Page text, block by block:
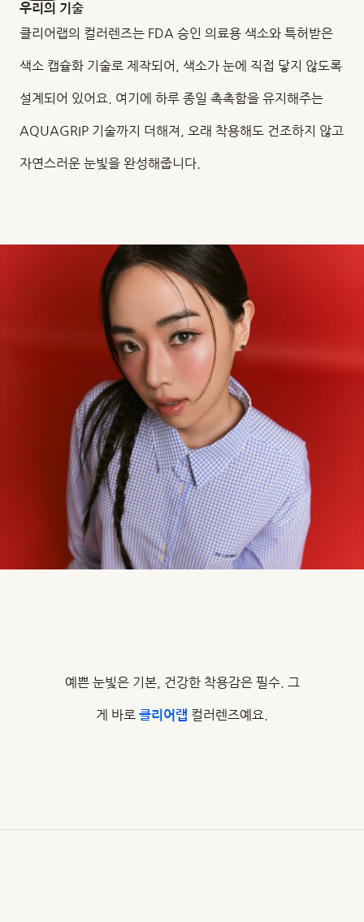
우리의 기술
클리어랩의 컬러렌즈는 FDA 승인 의료용 색소와 특허받은
색소 캡슐화 기술로 제작되어, 색소가 눈에 직접 닿지 않도록
설계되어 있어요. 여기에 하루 종일 촉촉함을 유지해주는
AQUAGRIP 기술까지 더해져, 오래 착용해도 건조하지 않고
자연스러운 눈빛을 완성해줍니다.
예쁜 눈빛은 기본, 건강한 착용감은 필수. 그
게 바로 클리어랩 컬러렌즈예요.